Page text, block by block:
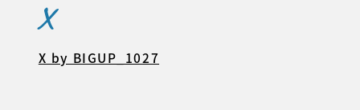
X
X by BIGUP_1027